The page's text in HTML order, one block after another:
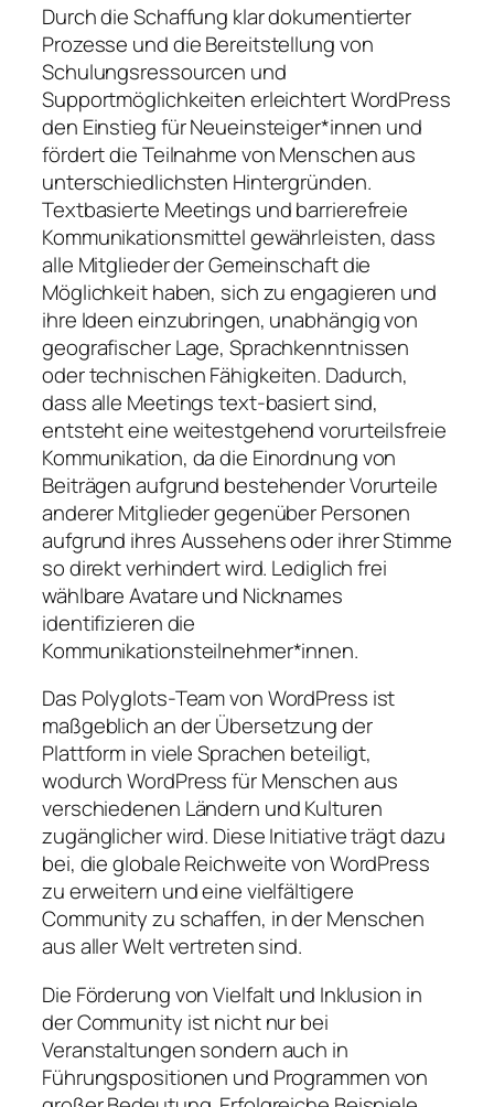
Durch die Schaffung klar dokumentierter
Prozesse und die Bereitstellung von
Schulungsressourcen und
Supportmöglichkeiten erleichtert WordPress
den Einstieg für Neueinsteiger*innen und
fördert die Teilnahme von Menschen aus
unterschiedlichsten Hintergründen.
Textbasierte Meetings und barrierefreie
Kommunikationsmittel gewährleisten, dass
alle Mitglieder der Gemeinschaft die
Möglichkeit haben, sich zu engagieren und
ihre Ideen einzubringen, unabhängig von
geografischer Lage, Sprachkenntnissen
oder technischen Fähigkeiten. Dadurch,
dass alle Meetings text-basiert sind,
entsteht eine weitestgehend vorurteilsfreie
Kommunikation, da die Einordnung von
Beiträgen aufgrund bestehender Vorurteile
anderer Mitglieder gegenüber Personen
aufgrund ihres Aussehens oder ihrer Stimme
so direkt verhindert wird. Lediglich frei
wählbare Avatare und Nicknames
identifizieren die
Kommunikationsteilnehmer*innen.
Das Polyglots-Team von WordPress ist
maßgeblich an der Übersetzung der
Plattform in viele Sprachen beteiligt,
wodurch WordPress für Menschen aus
verschiedenen Ländern und Kulturen
zugänglicher wird. Diese Initiative trägt dazu
bei, die globale Reichweite von WordPress
zu erweitern und eine vielfältigere
Community zu schaffen, in der Menschen
aus aller Welt vertreten sind.
Die Förderung von Vielfalt und Inklusion in
der Community ist nicht nur bei
Veranstaltungen sondern auch in
Führungspositionen und Programmen von